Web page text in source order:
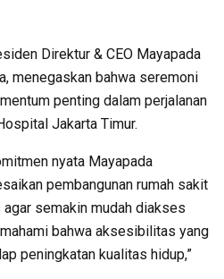
Direktur & CEO Mayapada
menegaskan bahwa seremoni
penting dalam perjalanan
Jakarta Timur.
nyata Mayapada
pembangunan rumah sakit
semakin mudah diakses
bahwa aksesibilitas yang
peningkatan kualitas hidup,”